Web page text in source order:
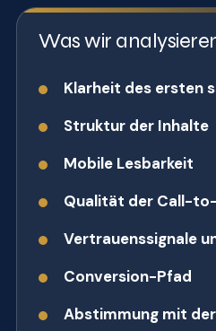
Was wir
Klarheit des ersten
Struktur der Inhalte
Mobile Lesbarkeit
Qualität der Call-
Vertrauenssignale
Conversion-Pfad
Abstimmung mit